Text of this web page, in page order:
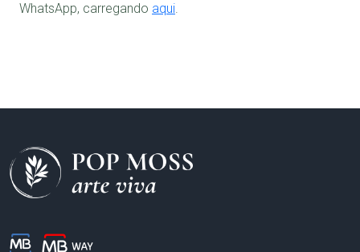
WhatsApp, carregando aqui.